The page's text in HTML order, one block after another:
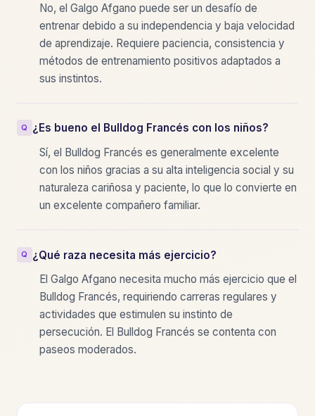
No, el Galgo Afgano puede ser un desafío de
entrenar debido a su independencia y baja velocidad
de aprendizaje. Requiere paciencia, consistencia y
métodos de entrenamiento positivos adaptados a
sus instintos.
¿Es bueno el Bulldog Francés con los niños?
Sí, el Bulldog Francés es generalmente excelente
con los niños gracias a su alta inteligencia social y su
naturaleza cariñosa y paciente, lo que lo convierte en
un excelente compañero familiar.
¿Qué raza necesita más ejercicio?
El Galgo Afgano necesita mucho más ejercicio que el
Bulldog Francés, requiriendo carreras regulares y
actividades que estimulen su instinto de
persecución. El Bulldog Francés se contenta con
paseos moderados.